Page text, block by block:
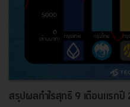
สรุปผลกำไรสุทธิ 9 เดือนแรกปี